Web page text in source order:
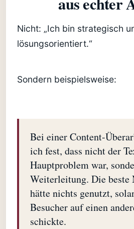
Nicht: „Ich bin strategisch
lösungsorientiert.“
Sondern beispielsweise:
Bei einer Content-
ich fest, dass nicht der
Hauptproblem war,
Weiterleitung. Die beste
hätte nichts genutzt,
Besucher auf einen
schickte.